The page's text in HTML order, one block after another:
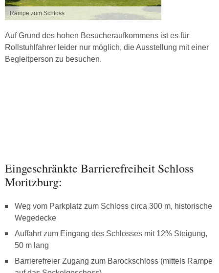
Rampe zum Schloss
Auf Grund des hohen Besucheraufkommens ist es für
Rollstuhlfahrer leider nur möglich, die Ausstellung mit einer
Begleitperson zu besuchen.
Eingeschränkte Barrierefreiheit Schloss
Moritzburg:
Weg vom Parkplatz zum Schloss circa 300 m, historische
Wegedecke
Auffahrt zum Eingang des Schlosses mit 12% Steigung,
50 m lang
Barrierefreier Zugang zum Barockschloss (mittels Rampe